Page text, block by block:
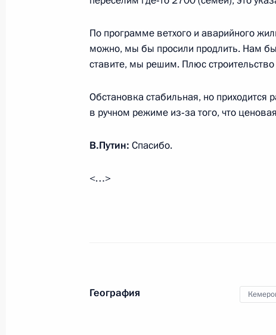
Совещание с членами Правительства
29 октября 2014 года, 15:40 Московская
Людмилы Швецовой
По программе ветхого и аварийного
можно, мы бы просили продлить. Нам
ставите, мы решим. Плюс
Обстановка стабильная, но приходится
в ручном режиме из‑за того, что
В.Путин: Спасибо.
<…>
География